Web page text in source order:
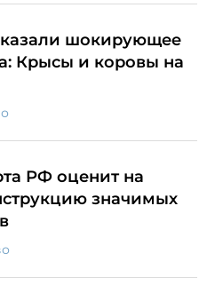
шокирующее
Крысы и коровы на
РФ оценит на
значимых